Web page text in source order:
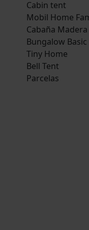
Cabin tent
Mobil Home
Cabaña Madera
Bungalow Basic
Tiny Home
Bell Tent
Parcelas